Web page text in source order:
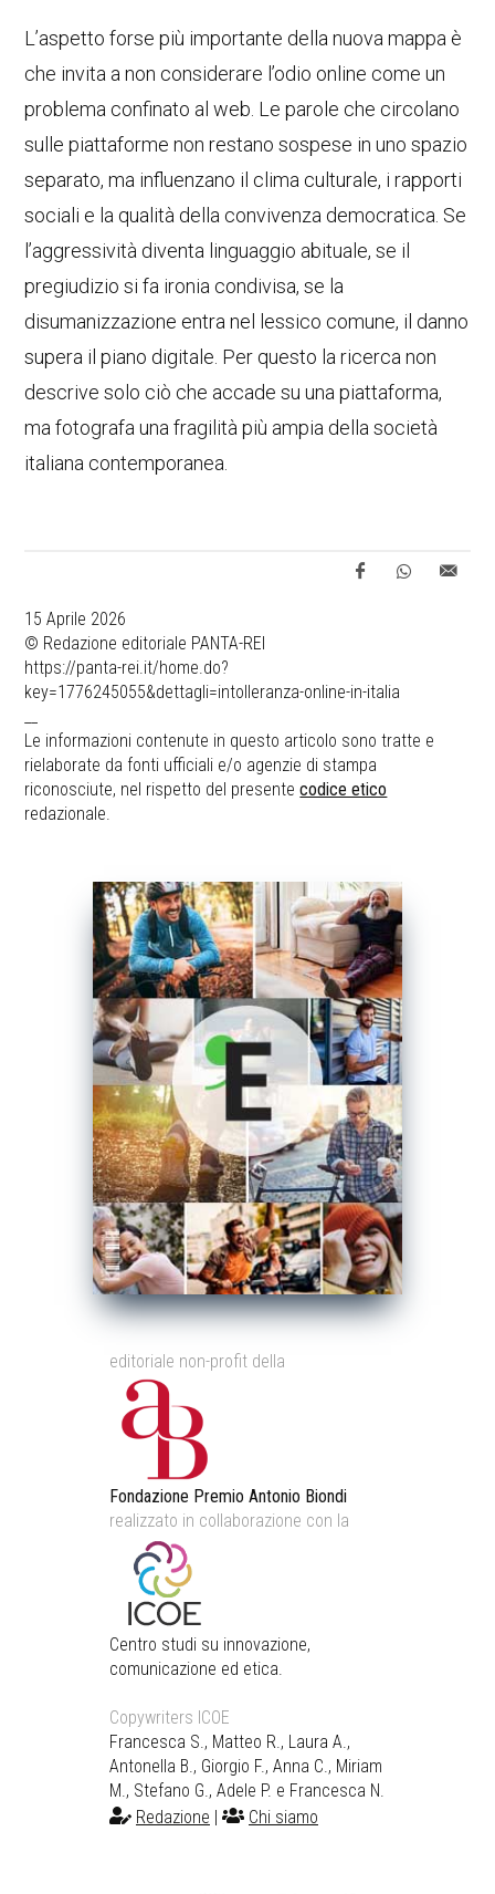
L’aspetto forse più importante della nuova mappa è
che invita a non considerare l’odio online come un
problema confinato al web. Le parole che circolano
sulle piattaforme non restano sospese in uno spazio
separato, ma influenzano il clima culturale, i rapporti
sociali e la qualità della convivenza democratica. Se
l’aggressività diventa linguaggio abituale, se il
pregiudizio si fa ironia condivisa, se la
disumanizzazione entra nel lessico comune, il danno
supera il piano digitale. Per questo la ricerca non
descrive solo ciò che accade su una piattaforma,
ma fotografa una fragilità più ampia della società
italiana contemporanea.
15 Aprile 2026
© Redazione editoriale PANTA-REI
https://panta-rei.it/home.do?
key=1776245055&dettagli=intolleranza-online-in-italia
Le informazioni contenute in questo articolo sono tratte e
rielaborate da fonti ufficiali e/o agenzie di stampa
riconosciute, nel rispetto del presentecodice etico
redazionale.
editoriale non-profit della
Fondazione Premio Antonio Biondi
realizzato in collaborazione con la
Centro studi su innovazione,
comunicazione ed etica.
Copywriters ICOE
Francesca S., Matteo R., Laura A.,
Antonella B., Giorgio F., Anna C., Miriam
M., Stefano G., Adele P. e Francesca N.
Redazione
Chi siamo